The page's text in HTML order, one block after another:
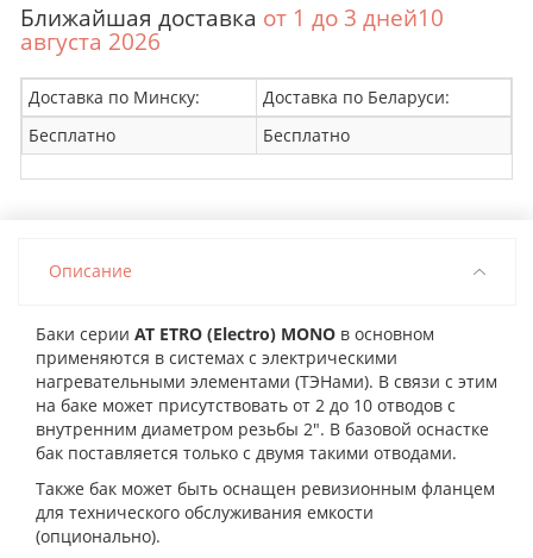
Ближайшая доставка от 1 до 3 дней10
августа 2026
Доставка по Минску:
Доставка по Беларуси:
Бесплатно
Бесплатно
Описание
Баки серии АТ ETRO (Electro) MONO в основном
применяются в системах с электрическими
нагревательными элементами (ТЭНами). В связи с этим
на баке может присутствовать от 2 до 10 отводов с
внутренним диаметром резьбы 2″. В базовой оснастке
бак поставляется только с двумя такими отводами.
Также бак может быть оснащен ревизионным фланцем
для технического обслуживания емкости
(опционально).